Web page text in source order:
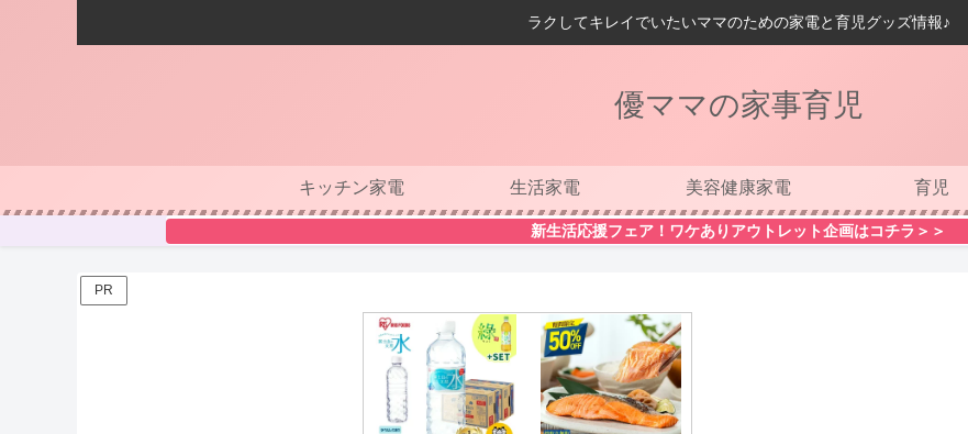
ラクしてキレイでいたいママのための家電と育児グッズ情報♪
優ママの家事育児
キッチン家電 生活家電 美容健康家電 育児
新生活応援フェア！ワケありアウトレット企画はコチラ＞＞
PR